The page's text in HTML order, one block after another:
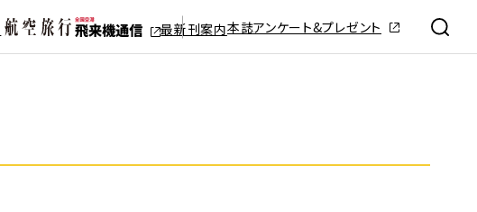
最新刊案内本誌アンケート&プレゼント